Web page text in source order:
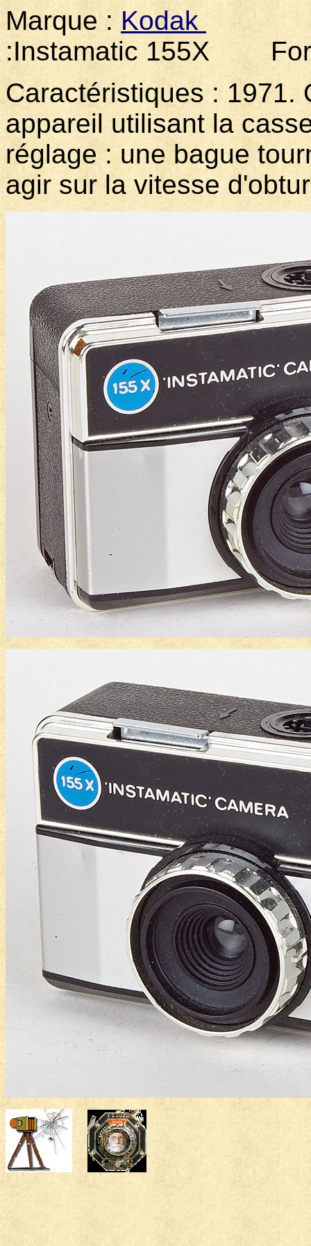
Marque : Kodak
:Instamatic 155X
Caractéristiques : 1971.
appareil utilisant la
réglage : une bague
agir sur la vitesse